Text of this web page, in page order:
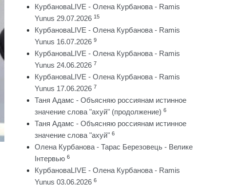
КурбановаLIVE - Олена Курбанова - Ramis
Yunus 29.07.2026 15
КурбановаLIVE - Олена Курбанова - Ramis
Yunus 16.07.2026 9
КурбановаLIVE - Олена Курбанова - Ramis
Yunus 24.06.2026 7
КурбановаLIVE - Олена Курбанова - Ramis
Yunus 17.06.2026 7
Таня Адамс - Объясняю россиянам истинное
значение слова "ахуй" (продолжение) 6
Таня Адамс - Объясняю россиянам истинное
значение слова "ахуй" 6
Олена Курбанова - Тарас Березовець - Велике
Інтервью 6
КурбановаLIVE - Олена Курбанова - Ramis
Yunus 03.06.2026 6